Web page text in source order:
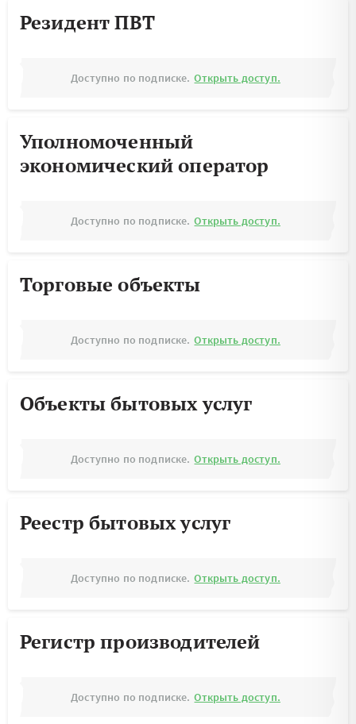
Резидент ПВТ
Доступно по подписке. Открыть доступ.
Уполномоченный
экономический оператор
Доступно по подписке. Открыть доступ.
Торговые объекты
Доступно по подписке. Открыть доступ.
Объекты бытовых услуг
Доступно по подписке. Открыть доступ.
Реестр бытовых услуг
Доступно по подписке. Открыть доступ.
Регистр производителей
Доступно по подписке. Открыть доступ.